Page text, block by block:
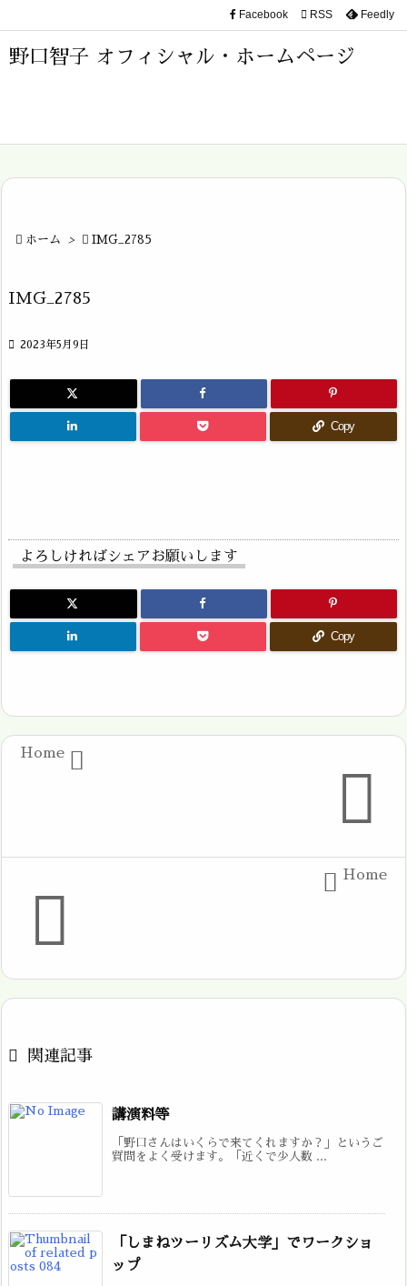
野口智子 オフィシャル・ホームページ

前へ

Facebook  RSS Feedly
 ホーム >  IMG_2785
IMG_2785
 2023年5月9日
Copy
よろしければシェアお願いします
Copy

Home

Home
 関連記事
講演料等
「野口さんはいくらで来てくれますか？」というご
質問をよく受けます。「近くで少人数 ...
「しまねツーリズム大学」でワークショ
ップ